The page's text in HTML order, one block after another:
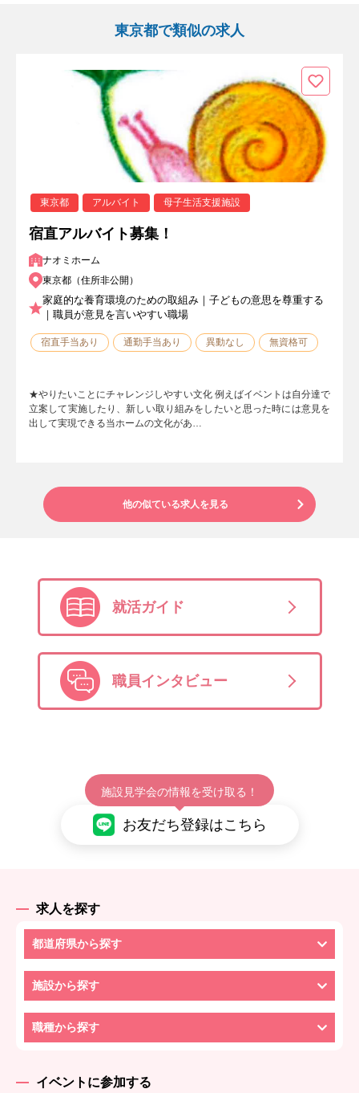
東京都で類似の求人
東京都 アルバイト 母子生活支援施設
宿直アルバイト募集！
ナオミホーム
東京都（住所非公開）
家庭的な養育環境のための取組み｜子どもの意思を尊重する
｜職員が意見を言いやすい職場
宿直手当あり 通勤手当あり 異動なし 無資格可
★やりたいことにチャレンジしやすい文化 例えばイベントは自分達で
立案して実施したり、新しい取り組みをしたいと思った時には意見を
出して実現できる当ホームの文化があ…
他の似ている求人を見る
就活ガイド
職員インタビュー
施設見学会の情報を受け取る！
お友だち登録はこちら
求人を探す
都道府県から探す
施設から探す
職種から探す
イベントに参加する